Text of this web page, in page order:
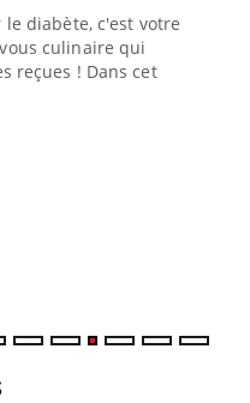
le diabète, c'est votre
culinaire qui
reçues ! Dans cet